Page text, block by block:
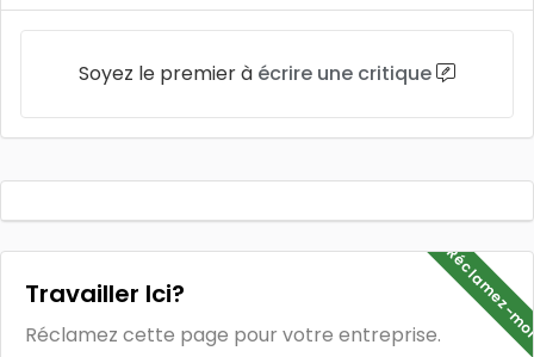
Soyez le premier à écrire une critique
Travailler Ici?
Réclamez cette page pour votre entreprise.